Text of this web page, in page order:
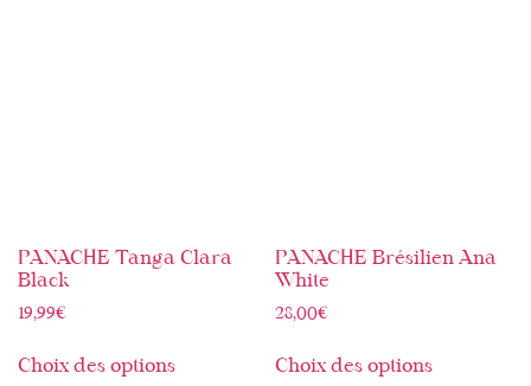
PANACHE Tanga Clara
Black
19,99€
Choix des options
PANACHE Brésilien Ana
White
28,00€
Choix des options